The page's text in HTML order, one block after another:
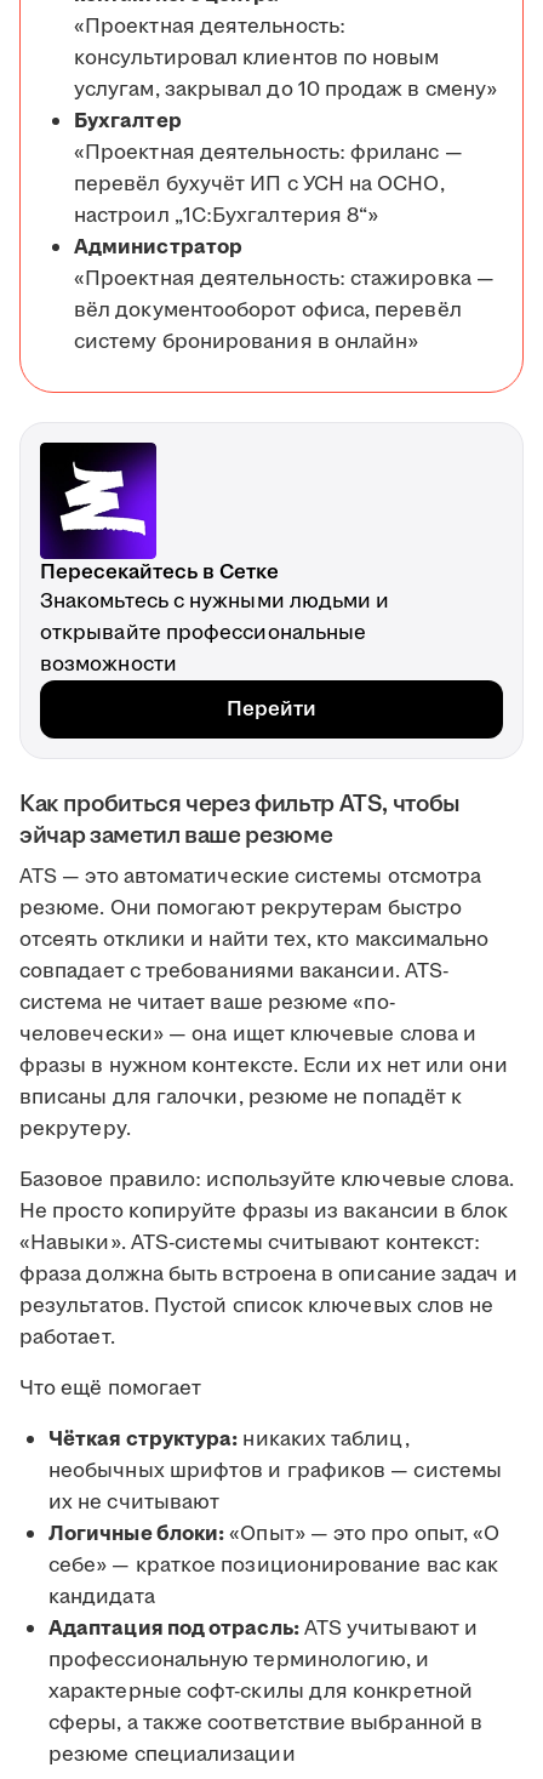
«Проектная деятельность:
консультировал клиентов по новым
услугам, закрывал до 10 продаж в смену»
Бухгалтер
«Проектная деятельность: фриланс —
перевёл бухучёт ИП с УСН на ОСНО,
настроил „1С:Бухгалтерия 8“»
Администратор
«Проектная деятельность: стажировка —
вёл документооборот офиса, перевёл
систему бронирования в онлайн»
Пересекайтесь в Сетке
Знакомьтесь с нужными людьми и
открывайте профессиональные
возможности
Перейти
Как пробиться через фильтр ATS, чтобы
эйчар заметил ваше резюме
ATS — это автоматические системы отсмотра
резюме. Они помогают рекрутерам быстро
отсеять отклики и найти тех, кто максимально
совпадает с требованиями вакансии. ATS-
система не читает ваше резюме «по-
человечески» — она ищет ключевые слова и
фразы в нужном контексте. Если их нет или они
вписаны для галочки, резюме не попадёт к
рекрутеру.
Базовое правило: используйте ключевые слова.
Не просто копируйте фразы из вакансии в блок
«Навыки». ATS-системы считывают контекст:
фраза должна быть встроена в описание задач и
результатов. Пустой список ключевых слов не
работает.
Что ещё помогает
Чёткая структура: никаких таблиц,
необычных шрифтов и графиков — системы
их не считывают
Логичные блоки:«Опыт» — это про опыт, «О
себе» — краткое позиционирование вас как
кандидата
Адаптация под отрасль:ATS учитывают и
профессиональную терминологию, и
характерные софт-скилы для конкретной
сферы, а также соответствие выбранной в
резюме специализации